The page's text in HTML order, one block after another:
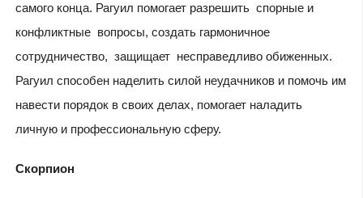
самого конца. Рагуил помогает разрешить спорные и
конфликтные вопросы, создать гармоничное
сотрудничество, защищает несправедливо обиженных.
Рагуил способен наделить силой неудачников и помочь им
навести порядок в своих делах, помогает наладить
личную и профессиональную сферу.
Скорпион